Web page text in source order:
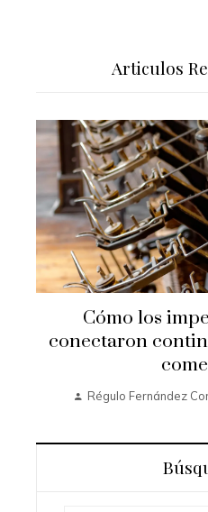
Articulos
Cómo los
conectaron
Régulo Fernández